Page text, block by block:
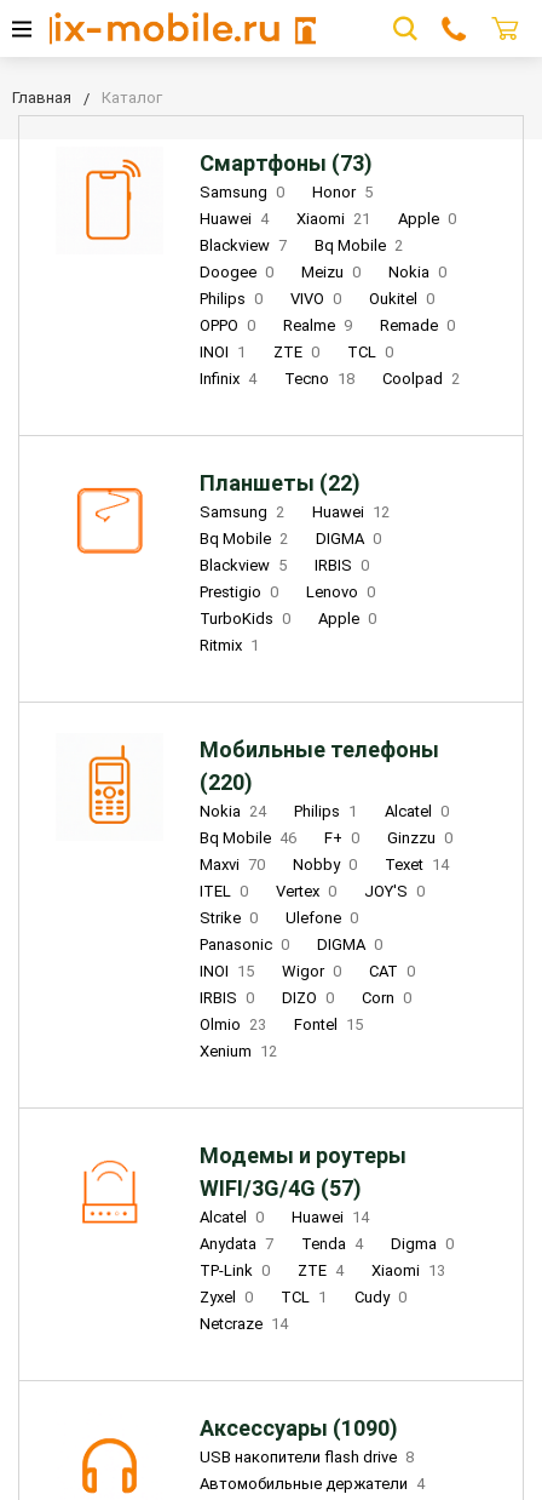
Главная Каталог
Смартфоны (73)
Samsung 0 Honor 5
Huawei 4 Xiaomi 21 Apple 0
Blackview 7 Bq Mobile 2
Doogee 0 Meizu 0 Nokia 0
Philips 0 VIVO 0 Oukitel
0
OPPO 0 Realme 9 Remade 0
INOI 1 ZTE 0 TCL 0
Infinix 4 Tecno 18 Coolpad 2
Планшеты (22)
Samsung 2 Huawei 12
Bq Mobile 2 DIGMA 0
Blackview 5 IRBIS 0
Prestigio 0 Lenovo 0
TurboKids 0 Apple 0
Ritmix 1
Мобильные телефоны
(220)
Nokia 24 Philips 1 Alcatel
0
Bq Mobile 46 F+ 0 Ginzzu 0
Maxvi 70 Nobby 0 Texet 14
ITEL 0 Vertex 0 JOY'S 0
Strike 0 Ulefone 0
Panasonic 0 DIGMA 0
INOI 15 Wigor 0 CAT 0
IRBIS 0 DIZO 0 Corn 0
Olmio 23 Fontel
15
Xenium 12
Модемы и роутеры
WIFI/3G/4G (57)
Alcatel 0 Huawei 14
Anydata 7 Tenda 4 Digma 0
TP-Link 0 ZTE 4 Xiaomi 13
Zyxel
0 TCL 1 Cudy 0
Netcraze 14
Аксессуары (1090)
USB накопители flash drive 8
Автомобильные держатели 4